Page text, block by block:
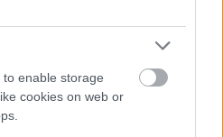
enable storage
cookies on web or